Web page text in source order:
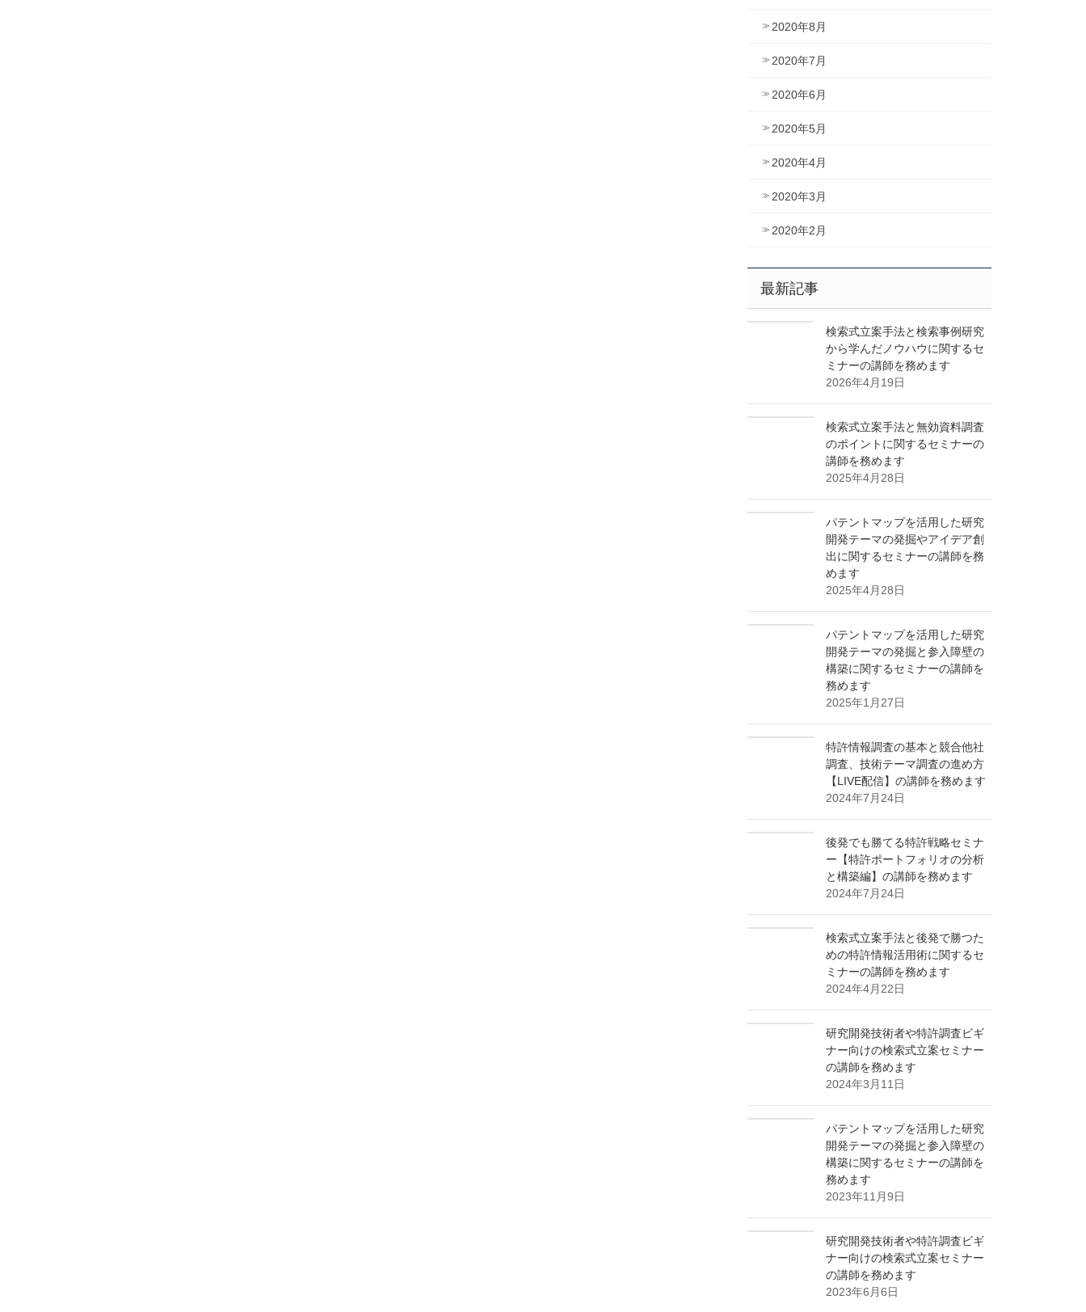
2020年8月
2020年7月
2020年6月
2020年5月
2020年4月
2020年3月
2020年2月
最新記事
検索式立案手法と検索事例研究
から学んだノウハウに関するセ
ミナーの講師を務めます
2026年4月19日
検索式立案手法と無効資料調査
のポイントに関するセミナーの
講師を務めます
2025年4月28日
パテントマップを活用した研究
開発テーマの発掘やアイデア創
出に関するセミナーの講師を務
めます
2025年4月28日
パテントマップを活用した研究
開発テーマの発掘と参入障壁の
構築に関するセミナーの講師を
務めます
2025年1月27日
特許情報調査の基本と競合他社
調査、技術テーマ調査の進め方
【LIVE配信】の講師を務めます
2024年7月24日
後発でも勝てる特許戦略セミナ
ー【特許ポートフォリオの分析
と構築編】の講師を務めます
2024年7月24日
検索式立案手法と後発で勝つた
めの特許情報活用術に関するセ
ミナーの講師を務めます
2024年4月22日
研究開発技術者や特許調査ビギ
ナー向けの検索式立案セミナー
の講師を務めます
2024年3月11日
パテントマップを活用した研究
開発テーマの発掘と参入障壁の
構築に関するセミナーの講師を
務めます
2023年11月9日
研究開発技術者や特許調査ビギ
ナー向けの検索式立案セミナー
の講師を務めます
2023年6月6日